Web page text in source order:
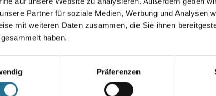
Partner für soziale Medien, Werbung und Analysen
mit weiteren Daten zusammen, die Sie ihnen
haben.
Präferenzen